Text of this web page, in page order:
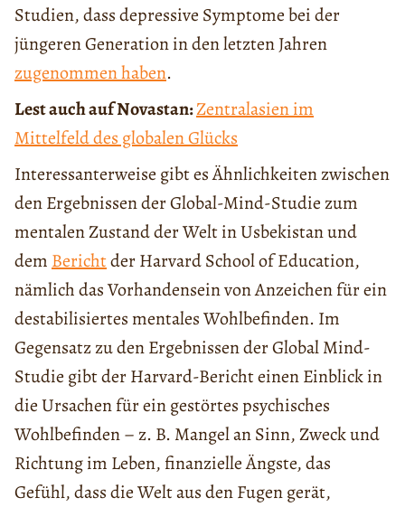
Studien, dass depressive Symptome bei der
jüngeren Generation in den letzten Jahren
zugenommen haben.
Lest auch auf Novastan:Zentralasien im
Mittelfeld des globalen Glücks
Interessanterweise gibt es Ähnlichkeiten zwischen
den Ergebnissen der Global-Mind-Studie zum
mentalen Zustand der Welt in Usbekistan und
dem Berichtder Harvard School of Education,
nämlich das Vorhandensein von Anzeichen für ein
destabilisiertes mentales Wohlbefinden. Im
Gegensatz zu den Ergebnissen der Global Mind-
Studie gibt der Harvard-Bericht einen Einblick in
die Ursachen für ein gestörtes psychisches
Wohlbefinden – z. B. Mangel an Sinn, Zweck und
Richtung im Leben, finanzielle Ängste, das
Gefühl, dass die Welt aus den Fugen gerät,